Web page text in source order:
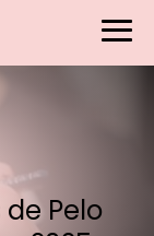
Pelo